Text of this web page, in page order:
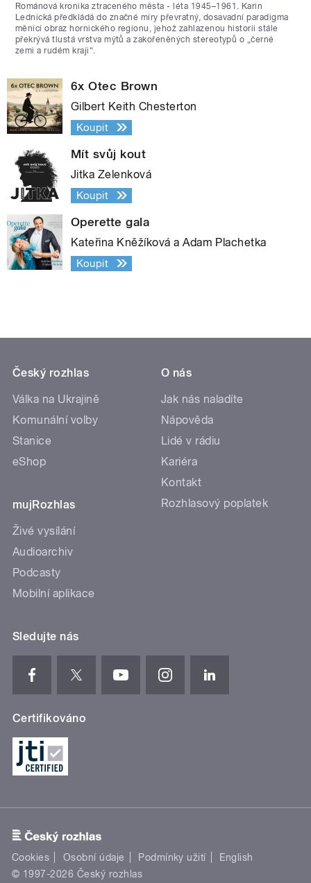
Románová kronika ztraceného města - léta 1945–1961. Karin
Lednická předkládá do značné míry převratný, dosavadní paradigma
měnící obraz hornického regionu, jehož zahlazenou historii stále
překrývá tlustá vrstva mýtů a zakořeněných stereotypů o „černé
zemi a rudém kraji“.
6x Otec Brown
Gilbert Keith Chesterton
Koupit
Mít svůj kout
Jitka Zelenková
Koupit
Operette gala
Kateřina Kněžíková a Adam Plachetka
Koupit
Český rozhlas
Válka na Ukrajině
Komunální volby
Stanice
eShop
mujRozhlas
Živé vysílání
Audioarchiv
Podcasty
Mobilní aplikace
O nás
Jak nás naladíte
Nápověda
Lidé v rádiu
Kariéra
Kontakt
Rozhlasový poplatek
Sledujte nás
Certifikováno
Cookies Osobní údaje Podmínky užití
English
© 1997-2026 Český rozhlas